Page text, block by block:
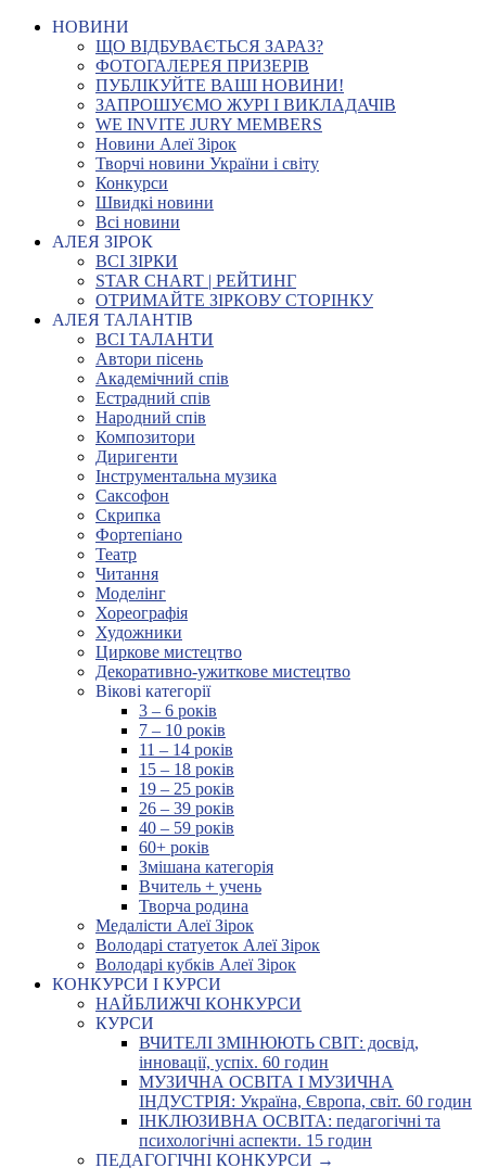
НОВИНИ
ЩО ВІДБУВАЄТЬСЯ ЗАРАЗ?
ФОТОГАЛЕРЕЯ ПРИЗЕРІВ
ПУБЛІКУЙТЕ ВАШІ НОВИНИ!
ЗАПРОШУЄМО ЖУРІ І ВИКЛАДАЧІВ
WE INVITE JURY MEMBERS
Новини Алеї Зірок
Творчі новини України і світу
Конкурси
Швидкі новини
Всі новини
АЛЕЯ ЗІРОК
ВСІ ЗІРКИ
STAR CHART | РЕЙТИНГ
ОТРИМАЙТЕ ЗІРКОВУ СТОРІНКУ
АЛЕЯ ТАЛАНТІВ
ВСІ ТАЛАНТИ
Автори пісень
Академічний спів
Естрадний спів
Народний спів
Композитори
Диригенти
Інструментальна музика
Саксофон
Скрипка
Фортепіано
Театр
Читання
Моделінг
Хореографія
Художники
Циркове мистецтво
Декоративно-ужиткове мистецтво
Вікові категорії
3 – 6 років
7 – 10 років
11 – 14 років
15 – 18 років
19 – 25 років
26 – 39 років
40 – 59 років
60+ років
Змішана категорія
Вчитель + учень
Творча родина
Медалісти Алеї Зірок
Володарі статуеток Алеї Зірок
Володарі кубків Алеї Зірок
КОНКУРСИ І КУРСИ
НАЙБЛИЖЧІ КОНКУРСИ
КУРСИ
ВЧИТЕЛІ ЗМІНЮЮТЬ СВІТ: досвід,
інновації, успіх. 60 годин
МУЗИЧНА ОСВІТА І МУЗИЧНА
ІНДУСТРІЯ: Україна, Європа, світ. 60 годин
ІНКЛЮЗИВНА ОСВІТА: педагогічні та
психологічні аспекти. 15 годин
ПЕДАГОГІЧНІ КОНКУРСИ →